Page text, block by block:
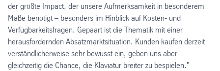
der größte Impact, der unsere Aufmerksamkeit in besonderem
Maße benötigt – besonders im Hinblick auf Kosten- und
Verfügbarkeitsfragen. Gepaart ist die Thematik mit einer
herausfordernden Absatzmarktsituation. Kunden kaufen derzeit
verständlicherweise sehr bewusst ein, geben uns aber
gleichzeitig die Chance, die Klaviatur breiter zu bespielen."